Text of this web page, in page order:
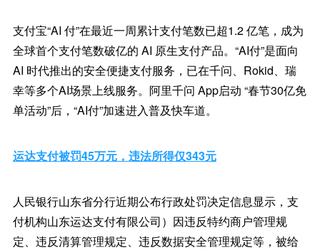
支付宝“AI 付”在最近一周累计支付笔数已超1.2 亿笔，成为
全球首个支付笔数破亿的 AI 原生支付产品。“AI付”是面向
AI 时代推出的安全便捷支付服务，已在千问、Rokid、瑞
幸等多个AI场景上线服务。阿里千问 App启动 “春节30亿免
单活动”后，“AI付”加速进入普及快车道。
运达支付被罚45万元，违法所得仅343元
人民银行山东省分行近期公布行政处罚决定信息显示，支
付机构山东运达支付有限公司）因违反特约商户管理规
定、违反清算管理规定、违反数据安全管理规定等，被给